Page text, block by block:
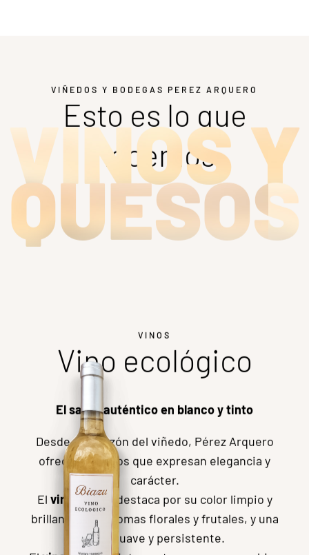
deganadería propia
siguiendo métodos
tradicionales que
garantizan un producto
de la más alta calidad.
hacemos
VINOS Y
QUESOS
VINOS